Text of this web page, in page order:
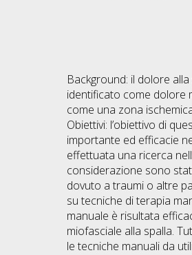
Background: il dolore
identificato come dolore
come una zona
Obiettivi: l’obiettivo di
importante ed efficacie
effettuata una ricerca
considerazione sono
dovuto a traumi o altre
su tecniche di terapia
manuale è risultata
miofasciale alla spalla.
le tecniche manuali da